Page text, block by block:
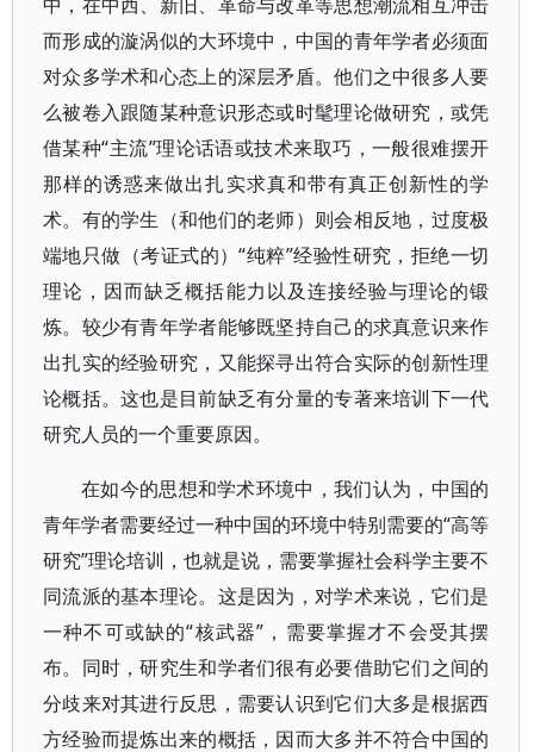
而形成的漩涡似的大环境中，中国的青年学者必须面
对众多学术和心态上的深层矛盾。他们之中很多人要
么被卷入跟随某种意识形态或时髦理论做研究，或凭
借某种“主流”理论话语或技术来取巧，一般很难摆开
那样的诱惑来做出扎实求真和带有真正创新性的学
术。有的学生（和他们的老师）则会相反地，过度极
端地只做（考证式的）“纯粹”经验性研究，拒绝一切
理论，因而缺乏概括能力以及连接经验与理论的锻
炼。较少有青年学者能够既坚持自己的求真意识来作
出扎实的经验研究，又能探寻出符合实际的创新性理
论概括。这也是目前缺乏有分量的专著来培训下一代
研究人员的一个重要原因。
在如今的思想和学术环境中，我们认为，中国的
青年学者需要经过一种中国的环境中特别需要的“高等
研究”理论培训，也就是说，需要掌握社会科学主要不
同流派的基本理论。这是因为，对学术来说，它们是
一种不可或缺的“核武器”，需要掌握才不会受其摆
布。同时，研究生和学者们很有必要借助它们之间的
分歧来对其进行反思，需要认识到它们大多是根据西
方经验而提炼出来的概括，因而大多并不符合中国的